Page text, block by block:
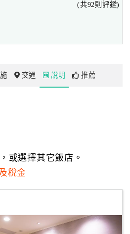
循政府防疫政策進行健康管理或儘速
；
你半夜也便利，
道、科學博物館、美術館約10分
煙房，方便您商務出差及休閒旅
住宿環境是我們的宗旨，
各項需求，
(共92則評鑑)
交通 說明 推薦
或選擇其它飯店。
稅金